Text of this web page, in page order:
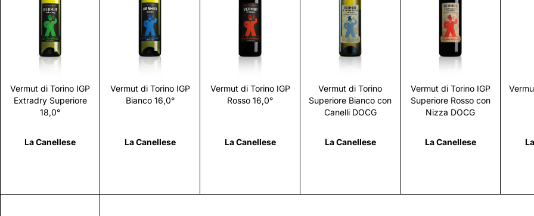
Vermut di Torino IGP
Extradry Superiore
18,0°
La Canellese
Scopri
Vermut di Torino IGP
Bianco 16,0°
La Canellese
Scopri
Vermut di Torino IGP
Rosso 16,0°
La Canellese
Scopri
Vermut di Torino
Superiore Bianco con
Canelli DOCG
La Canellese
Scopri
Vermut di Torino IGP
Superiore Rosso con
Nizza DOCG
La Canellese
Scopri